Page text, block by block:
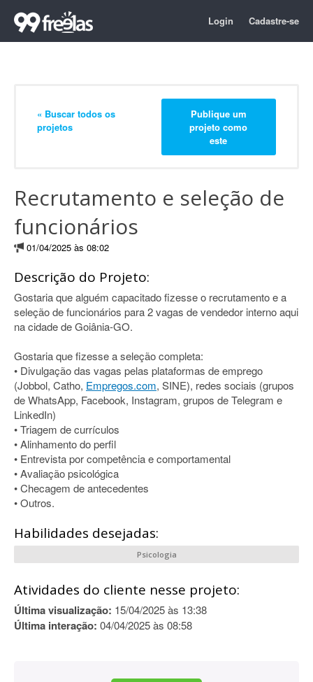
Login Cadastre-se
« Buscar todos os
projetos
Publique um
projeto como
este
Recrutamento e seleção de
funcionários
01/04/2025 às 08:02
Descrição do Projeto:
Gostaria que alguém capacitado fizesse o recrutamento e a
seleção de funcionários para 2 vagas de vendedor interno aqui
na cidade de Goiânia-GO.
Gostaria que fizesse a seleção completa:
• Divulgação das vagas pelas plataformas de emprego
(Jobbol, Catho, Empregos.com, SINE), redes sociais (grupos
de WhatsApp, Facebook, Instagram, grupos de Telegram e
LinkedIn)
• Triagem de currículos
• Alinhamento do perfil
• Entrevista por competência e comportamental
• Avaliação psicológica
• Checagem de antecedentes
• Outros.
Habilidades desejadas:
Psicologia
Atividades do cliente nesse projeto:
Última visualização: 15/04/2025 às 13:38
Última interação: 04/04/2025 às 08:58